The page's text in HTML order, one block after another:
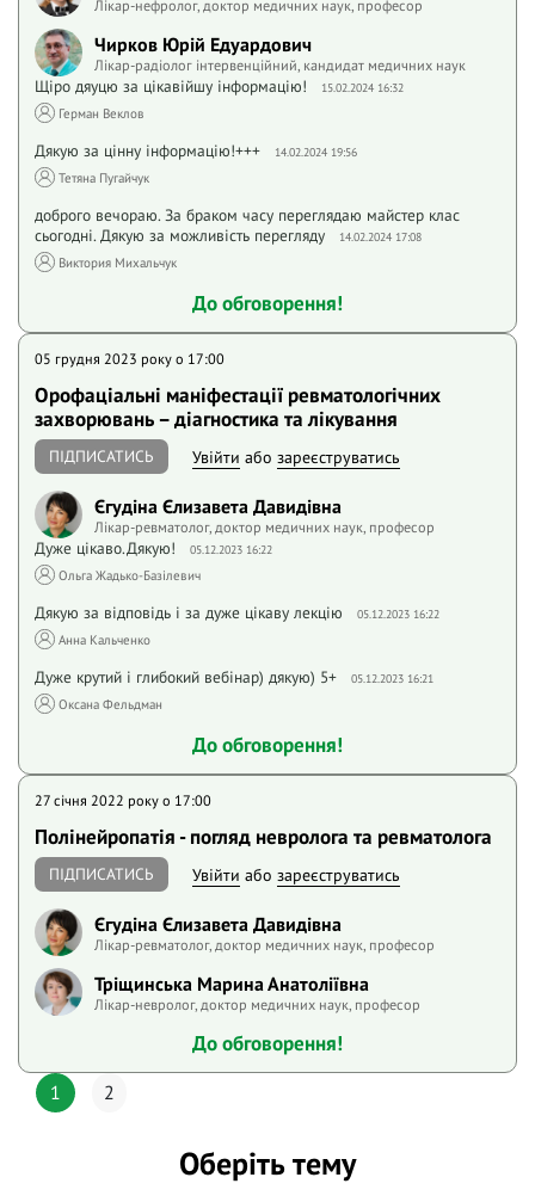
Лікар-нефролог, доктор медичних наук, професор
Чирков Юрій Едуардович
Лікар-радіолог інтервенційний, кандидат медичних наук
Щіро дяуцю за цікавійшу інформацію! 15.02.2024 16:32
Герман Веклов
Дякую за цінну інформацію!+++ 14.02.2024 19:56
Тетяна Пугайчук
доброго вечораю. За браком часу переглядаю майстер клас
сьогодні. Дякую за можливість перегляду
14.02.2024 17:08
Виктория Михальчук
До обговорення!
05 грудня 2023 року o 17:00
Орофаціальні маніфестації ревматологічних
захворювань – діагностика та лікування
ПІДПИСАТИСЬ Увійти або зареєструватись
Єгудіна Єлизавета Давидівна
Лікар-ревматолог, доктор медичних наук, професор
Дуже цікаво.Дякую! 05.12.2023 16:22
Ольга Жадько-Базілевич
Дякую за відповідь і за дуже цікаву лекцію 05.12.2023 16:22
Анна Кальченко
Дуже крутий і глибокий вебінар) дякую) 5+ 05.12.2023 16:21
Оксана Фельдман
До обговорення!
27 січня 2022 року o 17:00
Полінейропатія - погляд невролога та ревматолога
ПІДПИСАТИСЬ Увійти або зареєструватись
Єгудіна Єлизавета Давидівна
Лікар-ревматолог, доктор медичних наук, професор
Тріщинська Марина Анатоліївна
Лікар-невролог, доктор медичних наук, професор
До обговорення!
1 2
Оберіть тему